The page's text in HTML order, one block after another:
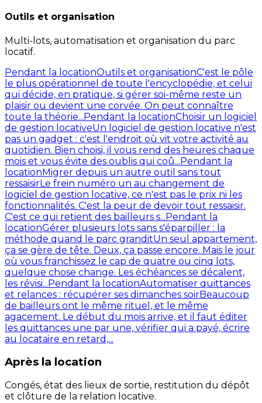
Outils et organisation
Multi-lots, automatisation et organisation du parc
locatif.
Pendant la locationOutils et organisationC'est le pôle
le plus opérationnel de toute l'encyclopédie, et celui
qui décide, en pratique, si gérer soi-même reste un
plaisir ou devient une corvée. On peut connaître
toute la théorie...Pendant la locationChoisir un logiciel
de gestion locativeUn logiciel de gestion locative n'est
pas un gadget : c'est l'endroit où vit votre activité au
quotidien. Bien choisi, il vous rend des heures chaque
mois et vous évite des oublis qui coû...Pendant la
locationMigrer depuis un autre outil sans tout
ressaisirLe frein numéro un au changement de
logiciel de gestion locative, ce n'est pas le prix ni les
fonctionnalités. C'est la peur de devoir tout ressaisir.
C'est ce qui retient des bailleurs s...Pendant la
locationGérer plusieurs lots sans s'éparpiller : la
méthode quand le parc granditUn seul appartement,
ça se gère de tête. Deux, ça passe encore. Mais le jour
où vous franchissez le cap de quatre ou cinq lots,
quelque chose change. Les échéances se décalent,
les révisi...Pendant la locationAutomatiser quittances
et relances : récupérer ses dimanches soirBeaucoup
de bailleurs ont le même rituel, et le même
agacement. Le début du mois arrive, et il faut éditer
les quittances une par une, vérifier qui a payé, écrire
au locataire en retard,...
Après la location
Congés, état des lieux de sortie, restitution du dépôt
et clôture de la relation locative.